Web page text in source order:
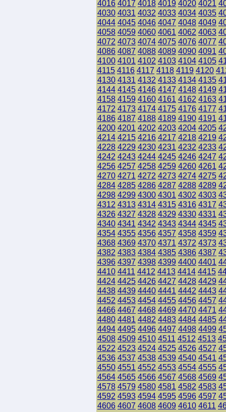
4016 4017 4018 4019 4020 4021
4030 4031 4032 4033 4034 4035
4044 4045 4046 4047 4048 4049
4058 4059 4060 4061 4062 4063
4072 4073 4074 4075 4076 4077
4086 4087 4088 4089 4090 4091
4100 4101 4102 4103 4104 4105
4115 4116 4117 4118 4119 4120
4130 4131 4132 4133 4134 4135
4144 4145 4146 4147 4148 4149
4158 4159 4160 4161 4162 4163
4172 4173 4174 4175 4176 4177
4186 4187 4188 4189 4190 4191
4200 4201 4202 4203 4204 4205
4214 4215 4216 4217 4218 4219
4228 4229 4230 4231 4232 4233
4242 4243 4244 4245 4246 4247
4256 4257 4258 4259 4260 4261
4270 4271 4272 4273 4274 4275
4284 4285 4286 4287 4288 4289
4298 4299 4300 4301 4302 4303
4312 4313 4314 4315 4316 4317
4326 4327 4328 4329 4330 4331
4340 4341 4342 4343 4344 4345
4354 4355 4356 4357 4358 4359
4368 4369 4370 4371 4372 4373
4382 4383 4384 4385 4386 4387
4396 4397 4398 4399 4400 4401
4410 4411 4412 4413 4414 4415
4424 4425 4426 4427 4428 4429
4438 4439 4440 4441 4442 4443
4452 4453 4454 4455 4456 4457
4466 4467 4468 4469 4470 4471
4480 4481 4482 4483 4484 4485
4494 4495 4496 4497 4498 4499
4508 4509 4510 4511 4512 4513
4522 4523 4524 4525 4526 4527
4536 4537 4538 4539 4540 4541
4550 4551 4552 4553 4554 4555
4564 4565 4566 4567 4568 4569
4578 4579 4580 4581 4582 4583
4592 4593 4594 4595 4596 4597
4606 4607 4608 4609 4610 4611